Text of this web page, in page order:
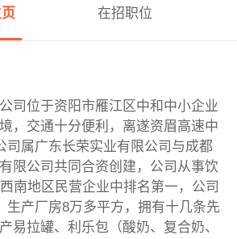
在招职位
司位于资阳市雁江区中和中小企业
，交通十分便利，离遂资眉高速中
司属广东长荣实业有限公司与成都
限公司共同合资创建，公司从事饮
南地区民营企业中排名第一，公司
生产厂房8万多平方，拥有十几条先
易拉罐、利乐包（酸奶、复合奶、